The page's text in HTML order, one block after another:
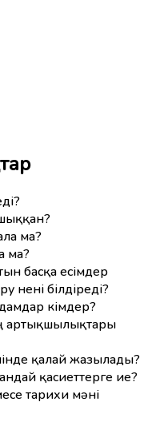
ма?
ма?
басқа есімдер
нені білдіреді?
кімдер?
артықшылықтары
қалай жазылады?
қасиеттерге ие?
тарихи мәні